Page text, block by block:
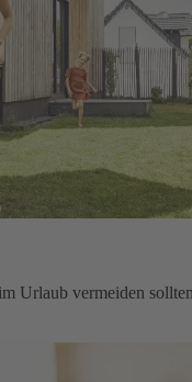
Urlaub vermeiden